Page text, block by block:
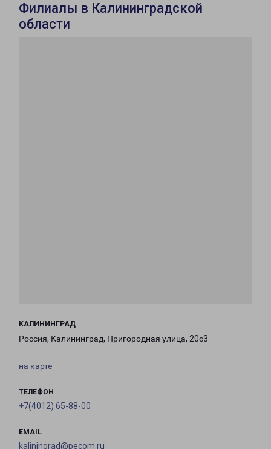
Филиалы в Калининградской
области
КАЛИНИНГРАД
Россия, Калининград, Пригородная улица, 20с3
на карте
ТЕЛЕФОН
+7(4012) 65-88-00
EMAIL
kaliningrad@pecom.ru